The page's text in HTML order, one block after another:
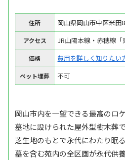
住所 岡山県岡山市中区米田
アクセス JR山陽本線・赤穂線
価格 費用を詳しく知りたい
ペット埋葬 不可
岡山市内を一望できる最高のロ
墓地に設けられた屋外型樹木葬
芝生地のもとで永代にわたり眠
墓を含む苑内の全区画が永代供養